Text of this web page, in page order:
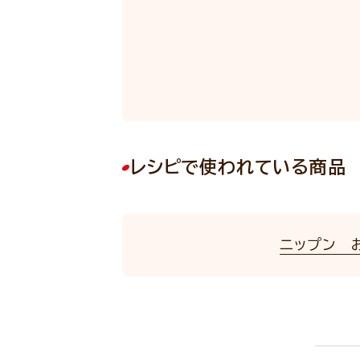
レシピで使われている商品
ニップン